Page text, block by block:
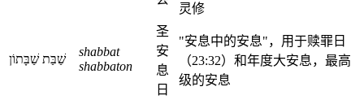
灵修
שַׁבַּת שַׁבָּתוֹן
shabbat
shabbaton
圣
安
息
日
"安息中的安息"，用于赎罪日
（23:32）和年度大安息，最高
级的安息